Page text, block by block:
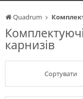
Quadrum
карнизів
Сортувати